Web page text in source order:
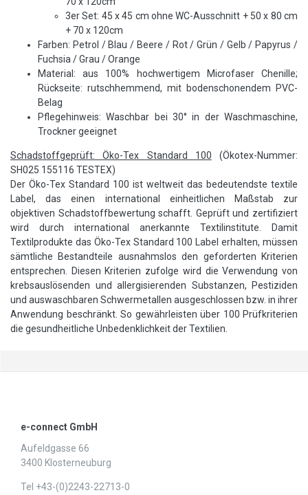
3er Set: 45 x 45 cm ohne WC-Ausschnitt + 50 x 80 cm
+ 70 x 120cm
Farben: Petrol / Blau / Beere / Rot / Grün / Gelb / Papyrus /
Fuchsia / Grau / Orange
Material: aus 100% hochwertigem Microfaser Chenille;
Rückseite: rutschhemmend, mit bodenschonendem PVC-
Belag
Pflegehinweis: Waschbar bei 30° in der Waschmaschine,
Trockner geeignet
Schadstoffgeprüft: Öko-Tex Standard 100 (Ökotex-Nummer:
SH025 155116 TESTEX)
Der Öko-Tex Standard 100 ist weltweit das bedeutendste textile
Label, das einen international einheitlichen Maßstab zur
objektiven Schadstoffbewertung schafft. Geprüft und zertifiziert
wird durch international anerkannte Textilinstitute. Damit
Textilprodukte das Öko-Tex Standard 100 Label erhalten, müssen
sämtliche Bestandteile ausnahmslos den geforderten Kriterien
entsprechen. Diesen Kriterien zufolge wird die Verwendung von
krebsauslösenden und allergisierenden Substanzen, Pestiziden
und auswaschbaren Schwermetallen ausgeschlossen bzw. in ihrer
Anwendung beschränkt. So gewährleisten über 100 Prüfkriterien
die gesundheitliche Unbedenklichkeit der Textilien.
e-connect GmbH
Aufeldgasse 66
3400 Klosterneuburg
Tel +43-(0)2243-22713-0